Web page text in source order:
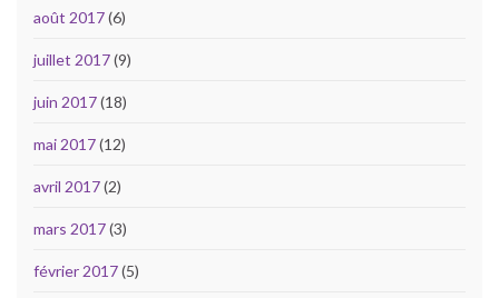
août 2017(6)
juillet 2017(9)
juin 2017(18)
mai 2017(12)
avril 2017(2)
mars 2017(3)
février 2017(5)